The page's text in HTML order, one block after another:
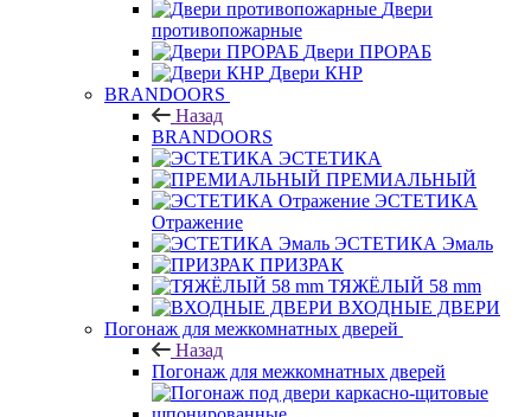
Двери
противопожарные
Двери ПРОРАБ
Двери КНР
BRANDOORS
Назад
BRANDOORS
ЭСТЕТИКА
ПРЕМИАЛЬНЫЙ
ЭСТЕТИКА
Отражение
ЭСТЕТИКА Эмаль
ПРИЗРАК
ТЯЖЁЛЫЙ 58 mm
ВХОДНЫЕ ДВЕРИ
Погонаж для межкомнатных дверей
Назад
Погонаж для межкомнатных дверей